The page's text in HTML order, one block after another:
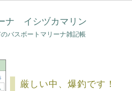
ナ イシヅカマリン
バスボートマリーナ雑記帳
厳しい中、爆釣です！